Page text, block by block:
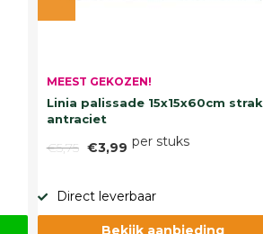
MEEST GEKOZEN!
Linia palissade 15x15x60cm strak
antraciet
€5,75 €3,99 per stuks
Direct leverbaar
Bekijk aanbieding